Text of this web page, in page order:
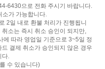
6430으로 전화 주시기 바랍니다.
소가 가능합니다.
2일 내로 환불 처리가 진행됩니
소는 즉시 취소 승인이 되지만,
에 따라 영업일 기준으로 3~5일 정
결제 취소가 승인되지 않은 경우
다.
수 있습니다)